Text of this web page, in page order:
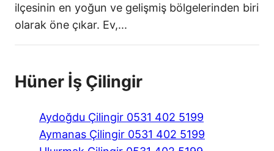
ilçesinin en yoğun ve gelişmiş bölgelerinden biri
olarak öne çıkar. Ev,...
Hüner İş Çilingir
Aydoğdu Çilingir 0531 402 5199
Aymanas Çilingir 0531 402 5199